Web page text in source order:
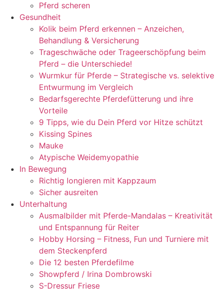
Pferd scheren
Gesundheit
Kolik beim Pferd erkennen – Anzeichen,
Behandlung & Versicherung
Trageschwäche oder Trageerschöpfung beim
Pferd – die Unterschiede!
Wurmkur für Pferde – Strategische vs. selektive
Entwurmung im Vergleich
Bedarfsgerechte Pferdefütterung und ihre
Vorteile
9 Tipps, wie du Dein Pferd vor Hitze schützt
Kissing Spines
Mauke
Atypische Weidemyopathie
In Bewegung
Richtig longieren mit Kappzaum
Sicher ausreiten
Unterhaltung
Ausmalbilder mit Pferde-Mandalas – Kreativität
und Entspannung für Reiter
Hobby Horsing – Fitness, Fun und Turniere mit
dem Steckenpferd
Die 12 besten Pferdefilme
Showpferd / Irina Dombrowski
S-Dressur Friese